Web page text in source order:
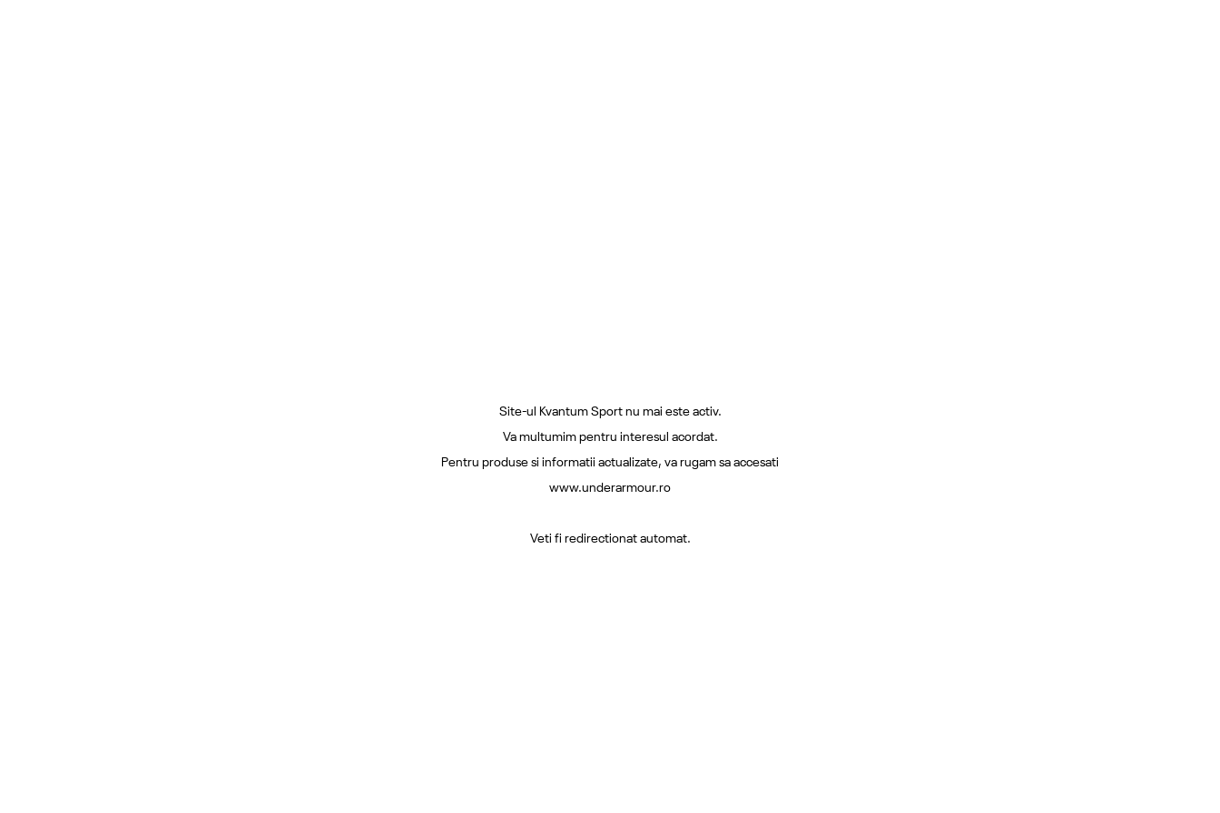
Site-ul Kvantum Sport nu mai este activ.
Va multumim pentru interesul acordat.
Pentru produse si informatii actualizate, va rugam sa accesati
www.underarmour.ro
Veti fi redirectionat automat.